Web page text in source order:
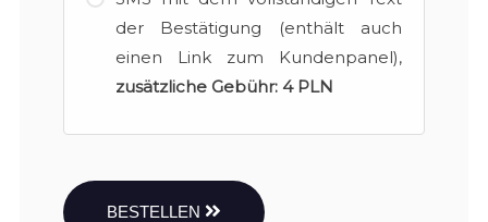
der Bestätigung (enthält auch
einen Link zum Kundenpanel),
zusätzliche Gebühr: 4 PLN
BESTELLEN